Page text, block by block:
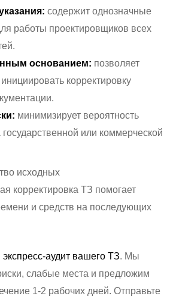
содержит однозначные
работы проектировщиков всех
основанием: позволяет
корректировку
минимизирует вероятность
или коммерческой
исходных
корректировка ТЗ помогает
и средств на последующих
аудит вашего ТЗ. Мы
слабые места и предложим
1-2 рабочих дней. Отправьте